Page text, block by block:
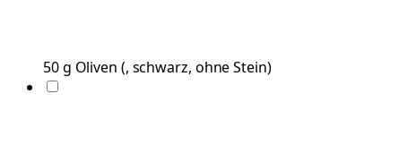
50g Oliven (, schwarz, ohne Stein)